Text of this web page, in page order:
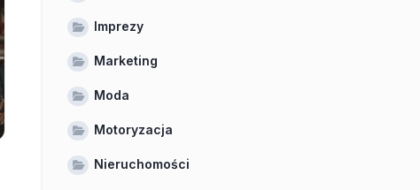
Imprezy
Marketing
Moda
Motoryzacja
Nieruchomości